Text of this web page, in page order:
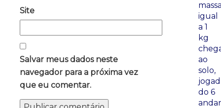
Site
Salvar meus dados neste
navegador para a próxima vez
que eu comentar.
igual
a 1
kg
ao
solo,
do 6
andar